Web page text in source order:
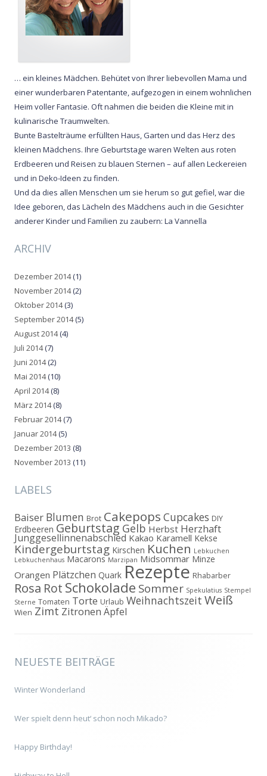
… ein kleines Mädchen. Behütet von Ihrer liebevollen Mama und
einer wunderbaren Patentante, aufgezogen in einem wohnlichen
Heim voller Fantasie. Oft nahmen die beiden die Kleine mit in
kulinarische Traumwelten.
Bunte Bastelträume erfüllten Haus, Garten und das Herz des
kleinen Mädchens. Ihre Geburtstage waren Welten aus roten
Erdbeeren und Reisen zu blauen Sternen – auf allen Leckereien
und in Deko-Ideen zu finden.
Und da dies allen Menschen um sie herum so gut gefiel, war die
Idee geboren, das Lächeln des Mädchens auch in die Gesichter
anderer Kinder und Familien zu zaubern: La Vannella
ARCHIV
Dezember 2014(1)
November 2014(2)
Oktober 2014(3)
September 2014(5)
August 2014(4)
Juli 2014(7)
Juni 2014(2)
Mai 2014(10)
April 2014(8)
März 2014(8)
Februar 2014(7)
Januar 2014(5)
Dezember 2013 (8)
November 2013 (11)
LABELS
Baiser Blumen Brot Cakepops Cupcakes DIY
Erdbeeren Geburtstag Gelb Herbst Herzhaft
Junggesellinnenabschied Kakao Karamell Kekse
Kindergeburtstag Kirschen Kuchen Lebkuchen
Lebkuchenhaus Macarons Marzipan Midsommar Minze
Orangen Plätzchen Quark Rezepte Rhabarber
Rosa Rot Schokolade Sommer Spekulatius Stempel
Sterne Tomaten Torte Urlaub Weihnachtszeit Weiß
Wien Zimt Zitronen Äpfel
NEUESTE BEITRÄGE
Winter Wonderland
Wer spielt denn heut‘ schon noch Mikado?
Happy Birthday!